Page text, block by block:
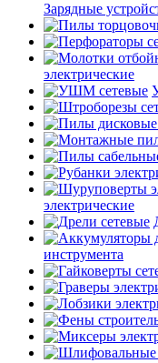
Зарядные
электрические
электрические
инструмента